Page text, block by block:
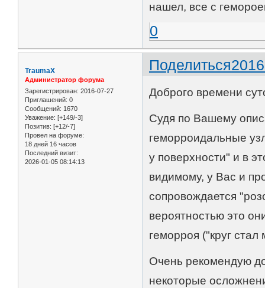
нашел, все с
0
Поделиться
TraumaX
Администратор форума
Зарегистрирован: 2016-07-27
Приглашений: 0
Сообщений: 1670
Уважение: [+149/-3]
Позитив: [+12/-7]
Провел на форуме:
18 дней 16 часов
Последний визит:
2026-01-05 08:14:13
Доброго времени
Судя по Вашему
геморроидальные
у поверхности" и в
видимому, у Вас и
сопровождается
вероятностью это
геморроя ("круг
Очень рекомендую
некоторые